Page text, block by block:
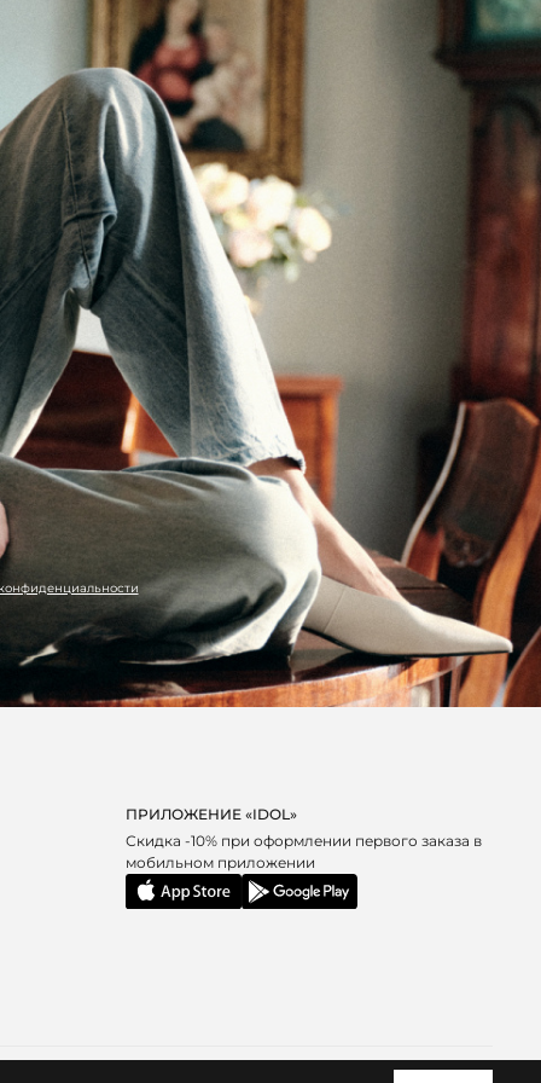
ПРИЛОЖЕНИЕ «IDOL»
Скидка -10% при оформлении первого заказа в
мобильном приложении